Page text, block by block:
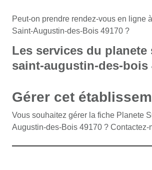
Peut-on prendre rendez-vous en ligne
Saint-Augustin-des-Bois 49170 ?
Les services du planete
saint-augustin-des-bois
Gérer cet
Vous souhaitez gérer la fiche Planete
Augustin-des-Bois 49170 ? Contactez-